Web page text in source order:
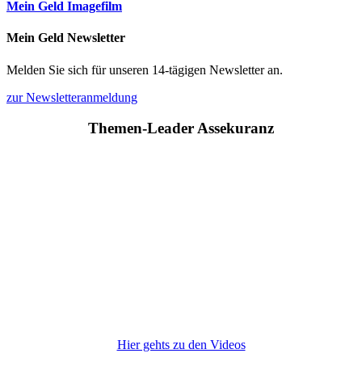
Mein Geld Imagefilm
Mein Geld Newsletter
Melden Sie sich für unseren 14-tägigen Newsletter an.
zur Newsletteranmeldung
Themen-Leader Assekuranz
Hier gehts zu den Videos